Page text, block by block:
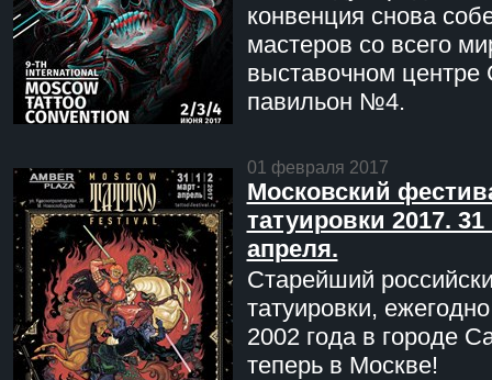
конвенция снова
мастеров со всего
выставочном центре
павильон №4.
01 февраля 2017
Московский
татуировки 2017. 31
апреля.
Старейший
татуировки,
2002 года в городе
теперь в Москве!